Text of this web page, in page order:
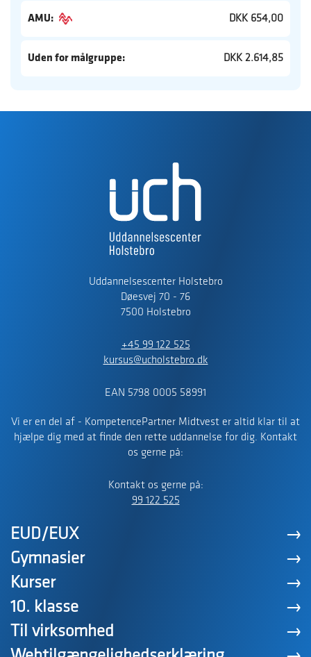
AMU: DKK 654,00
Uden for målgruppe: DKK 2.614,85
Uddannelsescenter Holstebro
Døesvej 70 - 76
7500 Holstebro
+45 99 122 525
kursus@ucholstebro.dk
EAN 5798 0005 58991
Vi er en del af - KompetencePartner Midtvest er altid klar til at
hjælpe dig med at finde den rette uddannelse for dig. Kontakt
os gerne på:
Kontakt os gerne på:
99 122 525
EUD/EUX
Gymnasier
Kurser
10. klasse
Til virksomhed